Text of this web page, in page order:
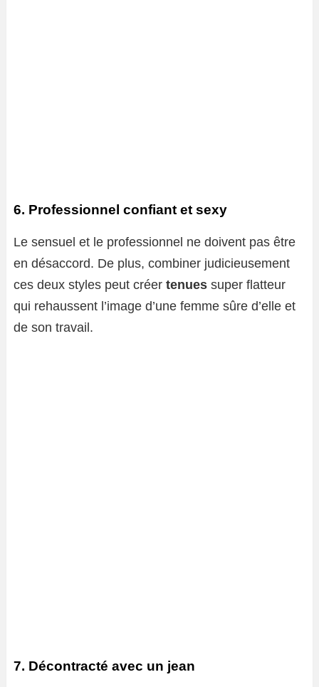
6. Professionnel confiant et sexy
Le sensuel et le professionnel ne doivent pas être
en désaccord. De plus, combiner judicieusement
ces deux styles peut créer tenues super flatteur
qui rehaussent l’image d’une femme sûre d’elle et
de son travail.
7. Décontracté avec un jean